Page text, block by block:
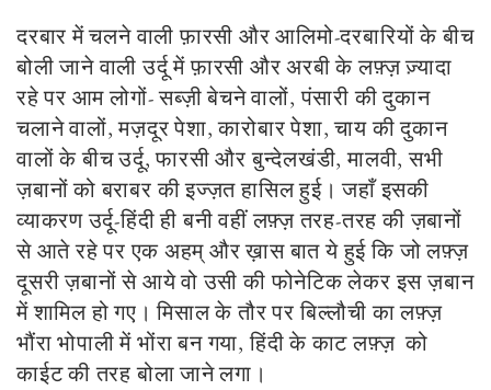
दरबार में चलने वाली फ़ारसी और आलिमो-दरबारियों के बीच
बोली जाने वाली उर्दू में फ़ारसी और अरबी के लफ़्ज़ ज़्यादा
रहे पर आम लोगों- सब्ज़ी बेचने वालों, पंसारी की दुकान
चलाने वालों, मज़दूर पेशा, कारोबार पेशा, चाय की दुकान
वालों के बीच उर्दू, फारसी और बुन्देलखंडी, मालवी, सभी
ज़बानों को बराबर की इज्ज़त हासिल हुई। जहाँ इसकी
व्याकरण उर्दू-हिंदी ही बनी वहीं लफ़्ज़ तरह-तरह की ज़बानों
से आते रहे पर एक अहम् और ख़ास बात ये हुई कि जो लफ़्ज़
दूसरी ज़बानों से आये वो उसी की फोनेटिक लेकर इस ज़बान
में शामिल हो गए। मिसाल के तौर पर बिल्लौची का लफ़्ज़
भौंरा भोपाली में भोंरा बन गया, हिंदी के काट लफ़्ज़ को
काईट की तरह बोला जाने लगा ।